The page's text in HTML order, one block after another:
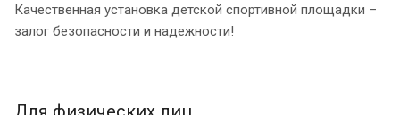
Качественная установка детской спортивной площадки –
залог безопасности и надежности!